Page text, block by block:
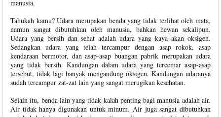
manusia.
Tahukah kamu? Udara merupakan benda yang tidak terlihat oleh mata,
namun sangat dibutuhkan oleh manusia, bahkan hewan sekalipun.
Udara yang bersih dan sehat adalah udara yang kaya akan oksigen.
Sedangkan udara yang telah tercampur dengan asap rokok, asap
kendaraan bermotor, dan asap-asap buangan pabrik merupakan udara
yang tidak bersih. Kandungan dalam udara yang tercemar asap-asap
tersebut, tidak lagi banyak mengandung oksigen. Kandungan udaranya
sudah tercampur zat-zat lain yang sangat merugikan kesehatan.
Selain itu, benda lain yang tidak kalah penting bagi manusia adalah air.
Air tidak hanya digunakan untuk minum. Air juga sangat dibutuhkan